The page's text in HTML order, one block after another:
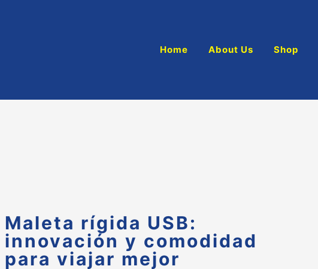
Home About Us Shop
Maleta rígida USB:
innovación y comodidad
para viajar mejor